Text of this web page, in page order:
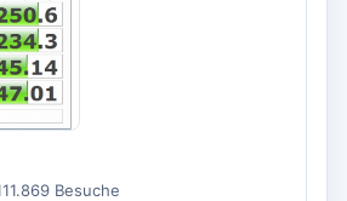
1.869 Besuche